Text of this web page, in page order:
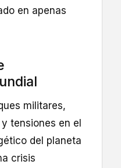
en apenas
militares,
tensiones en el
del planeta
crisis